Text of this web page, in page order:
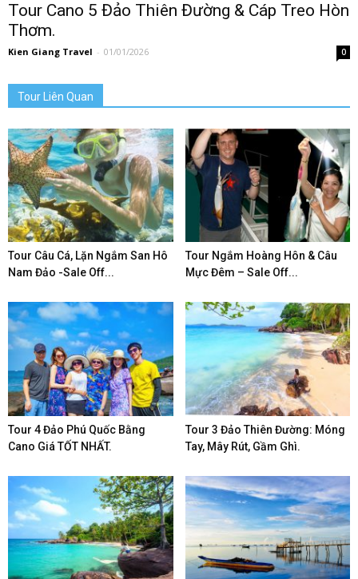
Tour Cano 5 Đảo Thiên Đường & Cáp Treo Hòn
Thơm.
Kien Giang Travel - 01/01/2026 0
Tour Liên Quan
Tour Câu Cá, Lặn Ngắm San Hô
Nam Đảo -Sale Off...
Tour Ngắm Hoàng Hôn & Câu
Mực Đêm – Sale Off...
Tour 4 Đảo Phú Quốc Bằng
Cano Giá TỐT NHẤT.
Tour 3 Đảo Thiên Đường: Móng
Tay, Mây Rút, Gầm Ghì.